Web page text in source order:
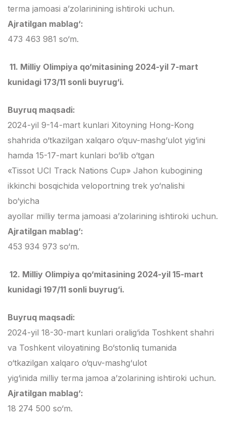
terma jamoasi a’zolarinining ishtiroki uchun.
Ajratilgan mablag‘:
473 463 981 so‘m.
11. Milliy Olimpiya qo‘mitasining 2024-yil 7-mart
kunidagi 173/11 sonli buyrug‘i.
Buyruq maqsadi:
2024-yil 9-14-mart kunlari Xitoyning Hong-Kong
shahrida o‘tkazilgan xalqaro o‘quv-mashg‘ulot yig‘ini
hamda 15-17-mart kunlari bo‘lib o‘tgan
«Tissot UCI Track Nations Cup» Jahon kubogining
ikkinchi bosqichida veloportning trek yo‘nalishi
bo‘yicha
ayollar milliy terma jamoasi a’zolarining ishtiroki uchun.
Ajratilgan mablag‘:
453 934 973 so‘m.
12. Milliy Olimpiya qo‘mitasining 2024-yil 15-mart
kunidagi 197/11 sonli buyrug‘i.
Buyruq maqsadi:
2024-yil 18-30-mart kunlari oralig‘ida Toshkent shahri
va Toshkent viloyatining Bo‘stonliq tumanida
o‘tkazilgan xalqaro o‘quv-mashg‘ulot
yig‘inida milliy terma jamoa a’zolarining ishtiroki uchun.
Ajratilgan mablag‘:
18 274 500 so‘m.